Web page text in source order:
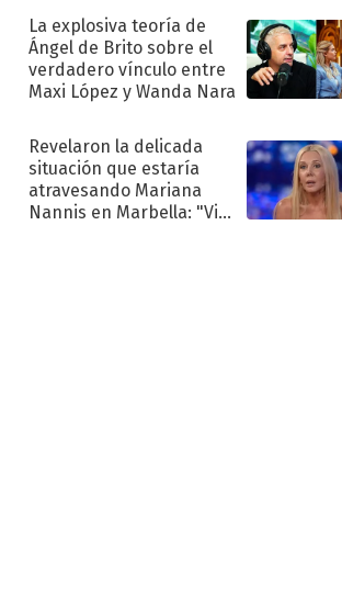
La explosiva teoría de
Ángel de Brito sobre el
verdadero vínculo entre
Maxi López y Wanda Nara
Revelaron la delicada
situación que estaría
atravesando Mariana
Nannis en Marbella: "Vive